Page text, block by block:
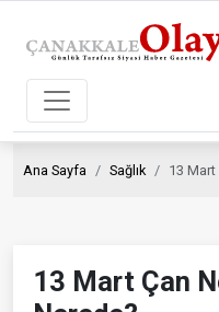
Ana Sayfa Sağlık 13
13 Mart Çan